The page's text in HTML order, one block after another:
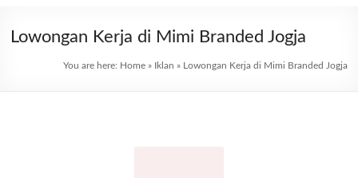
Lowongan Kerja di Mimi Branded Jogja
You are here: Home» Iklan » Lowongan Kerja di Mimi Branded Jogja